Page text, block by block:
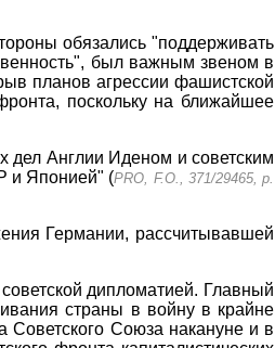
обязались "поддерживать
был важным звеном в
планов агрессии фашистской
поскольку на ближайшее
дел Англии Иденом и советским
и Японией" (PRO, F.O., 371/29465, p.
Германии, рассчитывавшей
дипломатией. Главный
страны в войну в крайне
Советского Союза накануне и в